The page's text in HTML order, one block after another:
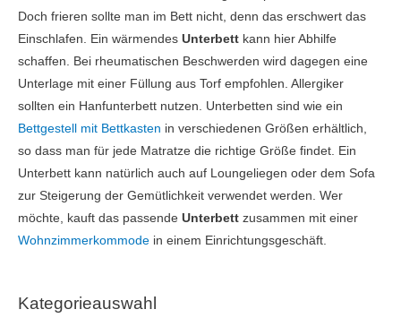
Kategorieauswahl
Doch frieren sollte man im Bett nicht, denn das erschwert das
Einschlafen. Ein wärmendes Unterbett kann hier Abhilfe
schaffen. Bei rheumatischen Beschwerden wird dagegen eine
Unterlage mit einer Füllung aus Torf empfohlen. Allergiker
sollten ein Hanfunterbett nutzen. Unterbetten sind wie ein
Bettgestell mit Bettkasten in verschiedenen Größen erhältlich,
so dass man für jede Matratze die richtige Größe findet. Ein
Unterbett kann natürlich auch auf Loungeliegen oder dem Sofa
zur Steigerung der Gemütlichkeit verwendet werden. Wer
möchte, kauft das passende Unterbett zusammen mit einer
Wohnzimmerkommode in einem Einrichtungsgeschäft.